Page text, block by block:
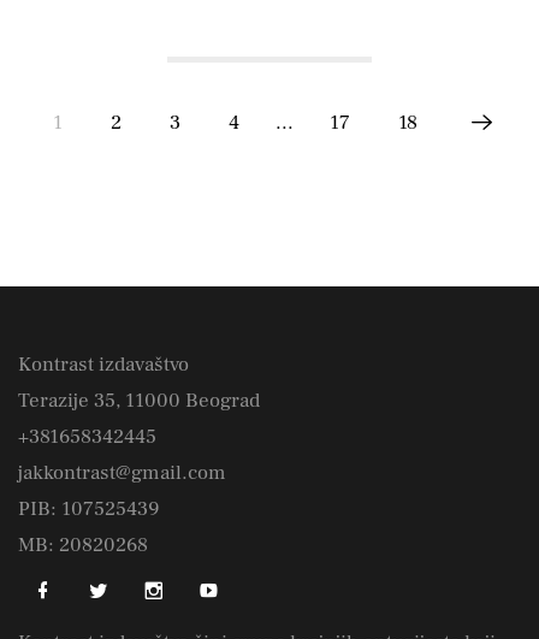
1 2 3 4 ... 17 18
Kontrast izdavaštvo
Terazije 35, 11000 Beograd
+381658342445
jakkontrast@gmail.com
PIB: 107525439
MB: 20820268